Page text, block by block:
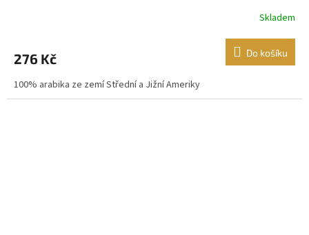
Skladem
276 Kč Do košíku
100% arabika ze zemí Střední a Jižní Ameriky